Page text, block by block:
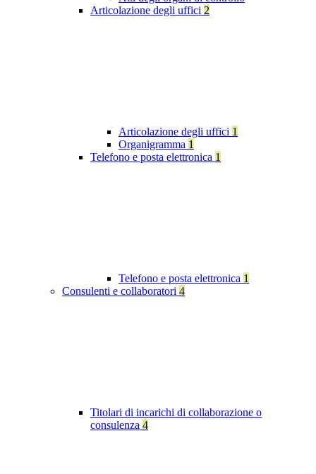
Articolazione degli uffici 2
Articolazione degli uffici 1
Organigramma 1
Telefono e posta elettronica 1
Telefono e posta elettronica 1
Consulenti e collaboratori 4
Titolari di incarichi di collaborazione o
consulenza 4